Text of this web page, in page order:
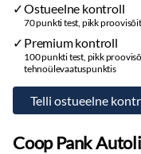
Ostueelne kontroll
70 punkti test, pikk
Premium kontroll
100 punkti test, pikk
tehnoülevaatuspunktis
Coop Pank